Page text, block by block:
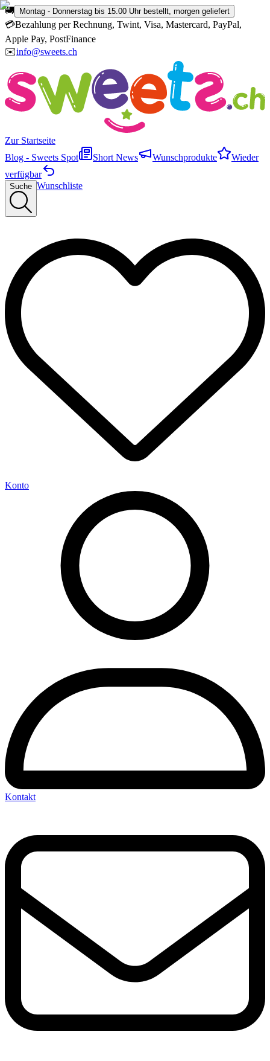
🚚 Montag - Donnerstag bis 15.00 Uhr bestellt, morgen geliefert
💳Bezahlung per Rechnung, Twint, Visa, Mastercard, PayPal,
Apple Pay, PostFinance
✉️info@sweets.ch
Zur Startseite
Blog - Sweets Spot
Short News Wunschprodukte
Wieder
verfügbar
Suche Wunschliste
Konto
Kontakt